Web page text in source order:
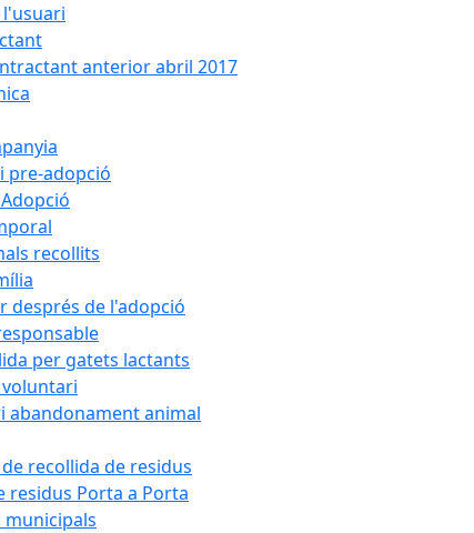
l'usuari
anterior abril 2017
pre-adopció
recollits
després de l'adopció
per gatets lactants
abandonament animal
recollida de residus
residus Porta a Porta
municipals